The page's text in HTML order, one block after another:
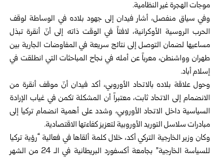
موجات الهجرة غير النظامية.
وفي سياق منفصل، أشار فيدان إلى جهود بلاده في الوساطة لوقف
الحرب الروسية الأوكرانية، لافتاً في الوقت ذاته إلى أنّ أنقرة تبذل
مساعيها لضمان التوصل إلى نتائج سريعة في المفاوضات الجارية بين
طهران وواشنطن، معرباً عن أمله في نجاح المباحثات التي انطلقت في
إسلام أباد.
وحول علاقة بلاده بالاتحاد الأوروبي، أكد فيدان أنّ موقف أنقرة من
الانضمام إلى الاتحاد ثابت، معتبراً أن المشكلة تكمن في غياب الإرادة
السياسية داخل الاتحاد الأوروبي، وشدد على أهمية انضمام تركيا إلى
مبادرات سلاسل التوريد الأوروبية لتعزيز كفاءتها الاقتصادية.
وكان وزير الخارجية التركي أكد، خلال كلمة ألقاها في فعالية “رؤية تركيا
للسياسة الخارجية” بجامعة أكسفورد البريطانية في الـ 24 من الشهر